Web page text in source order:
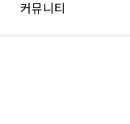
커뮤니티